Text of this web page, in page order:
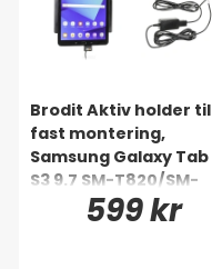
Brodit Aktiv holder til
fast montering,
Samsung Galaxy Tab
S3 9.7 SM-T820/SM-
599 kr